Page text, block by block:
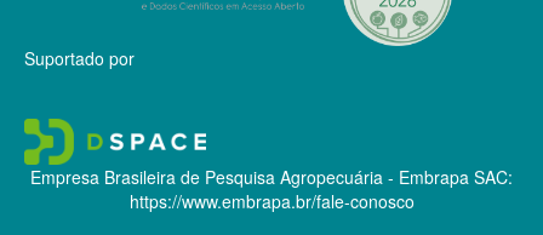
Suportado por
Empresa Brasileira de Pesquisa Agropecuária - Embrapa SAC:
https://www.embrapa.br/fale-conosco